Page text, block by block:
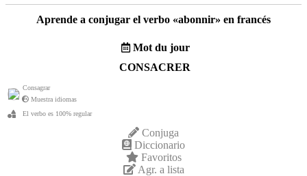
Aprende a conjugar el verbo «abonnir» en francés
Mot du jour
CONSACRER
Consagrar
Muestra idiomas
El verbo es 100% regular
Conjuga
Diccionario
Favoritos
Agr. a lista